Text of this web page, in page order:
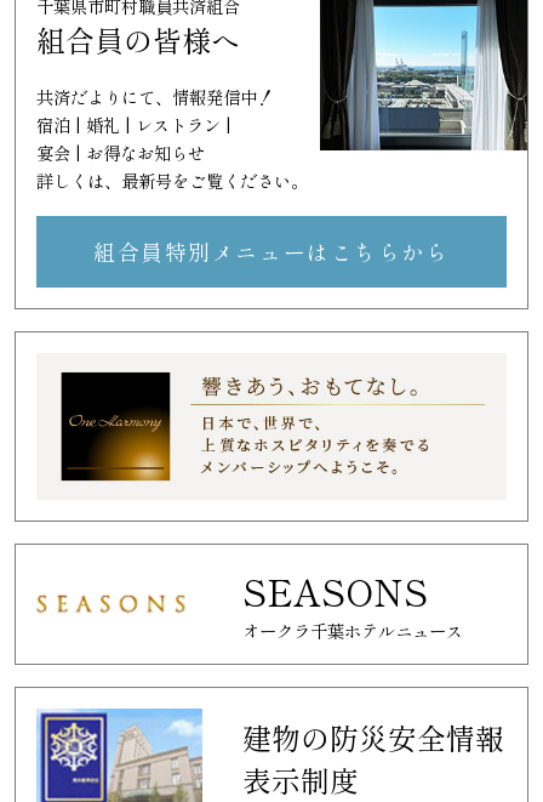
組合員の皆様へ
共済だよりにて、情報発信中！
宿泊 | 婚礼 | レストラン |
宴会 | お得なお知らせ
詳しくは、最新号をご覧ください。
組合員特別メニューはこちらから
SEASONS
オークラ千葉ホテルニュース
建物の防災安全情報
表示制度